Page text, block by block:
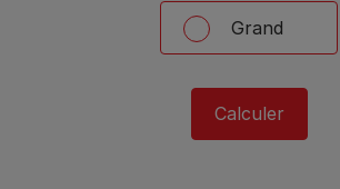
Grand
Calculer